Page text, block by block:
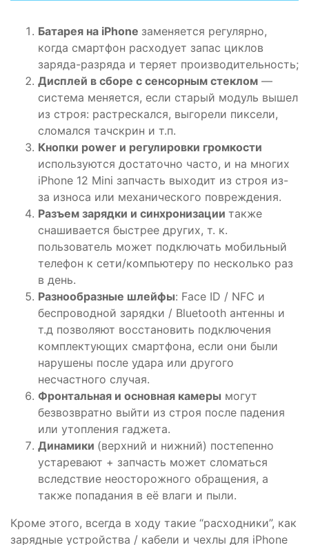
Батарея на iPhone заменяется регулярно,
когда смартфон расходует запас циклов
заряда-разряда и теряет производительность;
Дисплей в сборе с сенсорным стеклом —
система меняется, если старый модуль вышел
из строя: растрескался, выгорели пиксели,
сломался тачскрин и т.п.
Кнопки power и регулировки громкости
используются достаточно часто, и на многих
iPhone 12 Mini запчасть выходит из строя из-
за износа или механического повреждения.
Разъем зарядки и синхронизации также
снашивается быстрее других, т. к.
пользователь может подключать мобильный
телефон к сети/компьютеру по несколько раз
в день.
Разнообразные шлейфы: Face ID / NFC и
беспроводной зарядки / Bluetooth антенны и
т.д позволяют восстановить подключения
комплектующих смартфона, если они были
нарушены после удара или другого
несчастного случая.
Фронтальная и основная камеры могут
безвозвратно выйти из строя после падения
или утопления гаджета.
Динамики (верхний и нижний) постепенно
устаревают + запчасть может сломаться
вследствие неосторожного обращения, а
также попадания в её влаги и пыли.
Кроме этого, всегда в ходу такие “расходники”, как
зарядные устройства / кабели и чехлы для iPhone